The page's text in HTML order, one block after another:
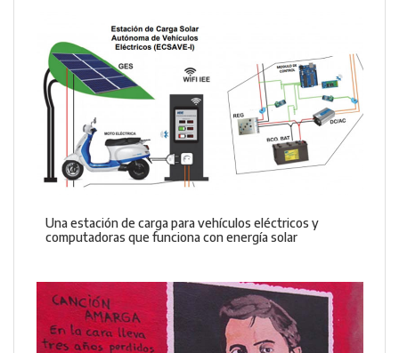
Una estación de carga para vehículos eléctricos y
computadoras que funciona con energía solar